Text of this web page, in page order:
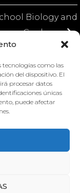
tecnologías como las
del dispositivo. El
procesar datos
únicas
puede afectar
Biology and
Geology
GEOLOGY